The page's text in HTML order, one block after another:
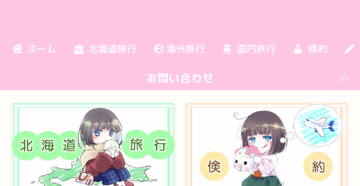
ホーム 北海道旅行 海外旅行 国内旅行 倹約
お問い合わせ